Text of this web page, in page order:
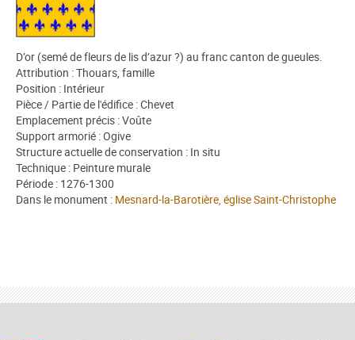
D’or (semé de fleurs de lis d’azur ?) au franc canton de gueules.
Attribution : Thouars, famille
Position : Intérieur
Pièce / Partie de l'édifice : Chevet
Emplacement précis : Voûte
Support armorié : Ogive
Structure actuelle de conservation : In situ
Technique : Peinture murale
Période : 1276-1300
Dans le monument : Mesnard-la-Barotière, église Saint-Christophe